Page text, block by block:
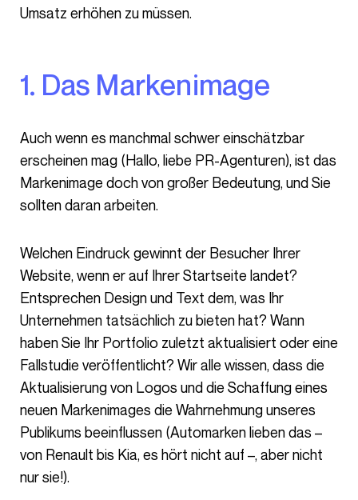
Umsatz erhöhen zu müssen.
1. Das Markenimage
Auch wenn es manchmal schwer einschätzbar
erscheinen mag (Hallo, liebe PR-Agenturen), ist das
Markenimage doch von großer Bedeutung, und Sie
sollten daran arbeiten.
Welchen Eindruck gewinnt der Besucher Ihrer
Website, wenn er auf Ihrer Startseite landet?
Entsprechen Design und Text dem, was Ihr
Unternehmen tatsächlich zu bieten hat? Wann
haben Sie Ihr Portfolio zuletzt aktualisiert oder eine
Fallstudie veröffentlicht? Wir alle wissen, dass die
Aktualisierung von Logos und die Schaffung eines
neuen Markenimages die Wahrnehmung unseres
Publikums beeinflussen (Automarken lieben das –
von Renault bis Kia, es hört nicht auf –, aber nicht
nur sie!).